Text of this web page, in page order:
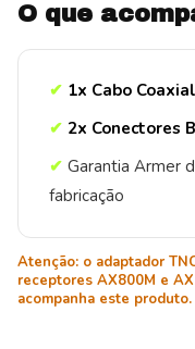
O que
✔ 1x Cabo
✔ 2x Conectores
✔ Garantia Armer
fabricação
Atenção: o adaptador
receptores AX800M e
acompanha este